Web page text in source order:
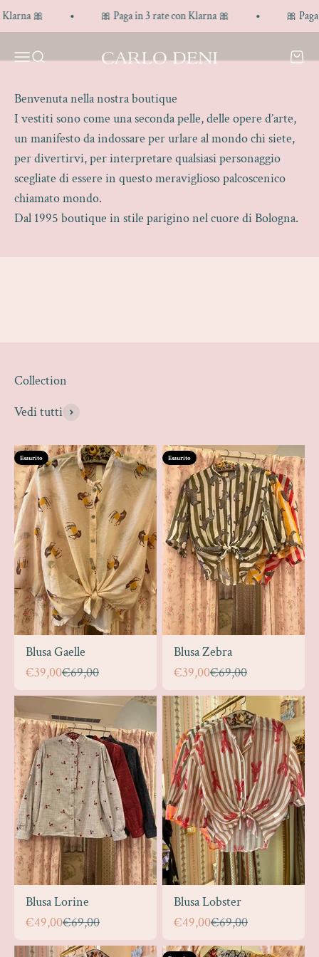
Vai al contenuto
🎀 🎀 Paga in 3 rate con Klarna 🎀 🎀 Paga
Apri il menu di navigazione
Mostra il menu di ricerca
Carlo Deni
Benvenuta nella nostra boutique
I vestiti sono come una seconda pelle, delle opere d’arte,
un manifesto da indossare per urlare al mondo chi siete,
per divertirvi, per interpretare qualsiasi personaggio
scegliate di essere in questo meraviglioso palcoscenico
chiamato mondo.
Dal 1995 boutique in stile parigino nel cuore di Bologna.
Vedi tutti
Esaurito
Blusa Gaelle
Prezzo scontato
€39,00Prezzo
€69,00
Esaurito
Blusa Zebra
Prezzo scontato
€39,00Prezzo
€69,00
Blusa Lorine
Prezzo scontato
€49,00Prezzo
€69,00
Blusa Lobster
Prezzo scontato
€49,00Prezzo
€69,00